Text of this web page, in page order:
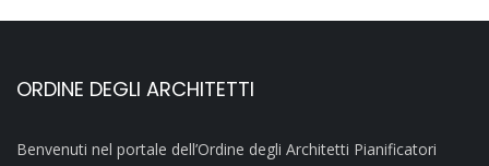
ORDINE DEGLI ARCHITETTI
Benvenuti nel portale dell’Ordine degli Architetti Pianificatori